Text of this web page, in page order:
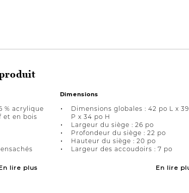
% acrylique
et en bois
lire plus
Dimensions
Dimensions globales : 42 po L x
P x 34 po H
Largeur du siège : 26 po
Profondeur du siège : 22 po
Hauteur du siège : 20 po
Largeur des accoudoirs : 7 po
En lire